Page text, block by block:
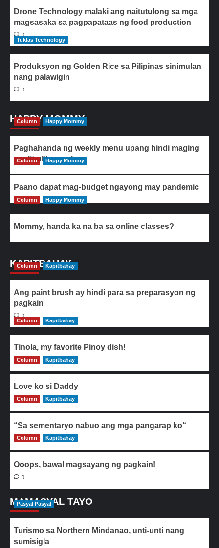
Drone Technology malaki ang naitutulong sa mga
magsasaka sa pagpapataas ng food production
0
Tuklas Technology
Produksyon ng Golden Rice sa Pilipinas sinimulan
nang palawigin
0
HAPPY MOMMY
Column Happy Mommy
Paghahanda ng weekly menu upang hindi maging
paulit-ulit ang ulam
Column Happy Mommy
Paano dapat mag-budget ngayong may pandemic
Column Happy Mommy
Mommy, handa ka na ba sa online classes?
KAPITBAHAY
Column Kapitbahay
Ang paint brush ay hindi para sa preparasyon ng
pagkain
0
Column
Kapitbahay
Tinola, my favorite Pinoy dish!
0
Column Kapitbahay
Love ko si Daddy
0
Column Kapitbahay
“Sa sementaryo nabuo ang mga pangarap ko“
0
Column Kapitbahay
Ooops, bawal magsayang ng pagkain!
0
MAMASYAL TAYO
Pasyal Pasyal
Turismo sa Northern Mindanao, unti-unti nang
sumisigla